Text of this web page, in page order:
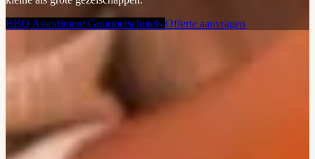
BBQ Assortiment Gourmetschotels Offerte aanvragen